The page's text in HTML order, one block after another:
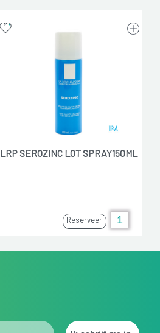
LRP SEROZINC LOT SPRAY150ML
Reserveer